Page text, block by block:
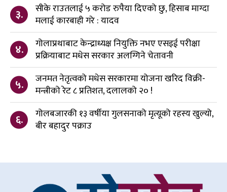
३.
सीके राउतलाई ५ करोड रुपैया दिएको छु, हिसाब माग्दा
मलाई कारबाही गरे : यादव
४.
गोलाप्रथाबाट केन्द्राध्यक्ष नियुक्ति नभए एसइई परीक्षा
प्रक्रियाबाट मधेस सरकार अलग्गिने चेतावनी
५.
जनमत नेतृत्वको मधेस सरकारमा योजना खरिद विक्री-
मन्त्रीको रेट ८ प्रतिशत, दलालको २० !
६.
गोलबजारकी १३ वर्षीया गुलसनाको मृत्यूको रहस्य खुल्यो,
बीर बहादुर पक्राउ